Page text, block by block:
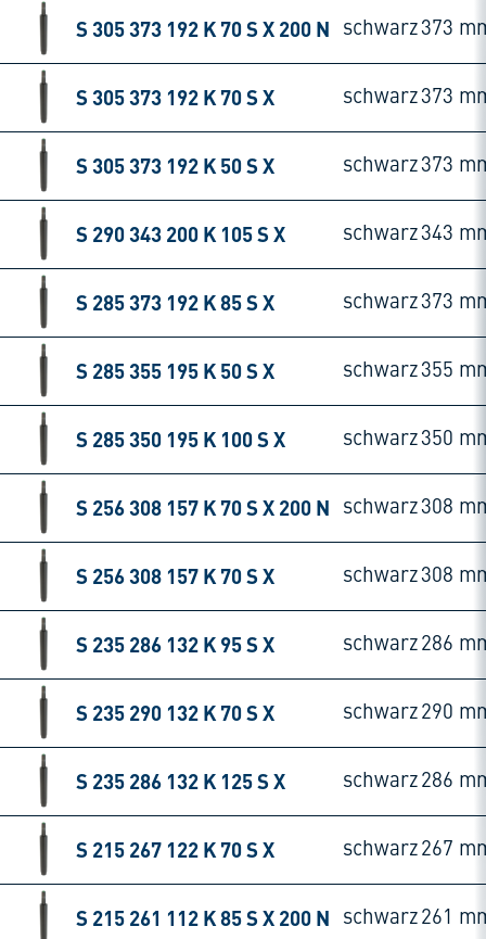
S 305 373 192 K 70 S X 200 N schwarz373
S 305 373 192 K 70 S X schwarz373
S 305 373 192 K 50 S X schwarz373
S 290 343 200 K 105 S X schwarz343
S 285 373 192 K 85 S X schwarz373
S 285 355 195 K 50 S X schwarz355
S 285 350 195 K 100 S X schwarz350
S 256 308 157 K 70 S X 200 N schwarz308
S 256 308 157 K 70 S X schwarz308
S 235 286 132 K 95 S X schwarz 286
S 235 290 132 K 70 S X schwarz 290
S 235 286 132 K 125 S X schwarz 286
S 215 267 122 K 70 S X schwarz 267
S 215 261 112 K 85 S X 200 N schwarz 261